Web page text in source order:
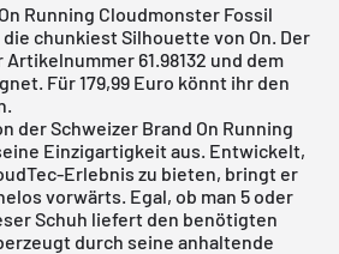
Running Cloudmonster Fossil
chunkiest Silhouette von On. Der
61.98132 und dem
Für 179,99 Euro könnt ihr den
der Schweizer Brand On Running
Einzigartigkeit aus. Entwickelt,
Erlebnis zu bieten, bringt er
vorwärts. Egal, ob man 5 oder
Schuh liefert den benötigten
durch seine anhaltende